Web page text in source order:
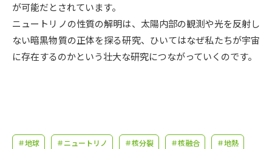
先輩が入学を決めた理由 テレメール全国一斉進学調査
新生活お役立ちガイド
が可能だとされています。
ニュートリノの性質の解明は、太陽内部の観測や光を反射し
ない暗黒物質の正体を探る研究、ひいてはなぜ私たちが宇宙
に存在するのかという壮大な研究につながっていくのです。
＃地球 ＃ニュートリノ ＃核分裂 ＃核融合 ＃地熱